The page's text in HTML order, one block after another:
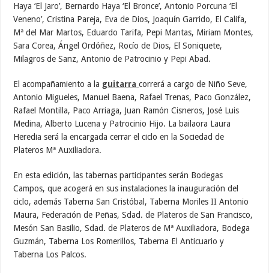
Haya ‘El Jaro’, Bernardo Haya ‘El Bronce’, Antonio Porcuna ‘El
Veneno’, Cristina Pareja, Eva de Dios, Joaquín Garrido, El Califa,
Mª del Mar Martos, Eduardo Tarifa, Pepi Mantas, Miriam Montes,
Sara Corea, Ángel Ordóñez, Rocío de Dios, El Soniquete,
Milagros de Sanz, Antonio de Patrocinio y Pepi Abad.
El acompañamiento a la guitarra correrá a cargo de Niño Seve,
Antonio Migueles, Manuel Baena, Rafael Trenas, Paco González,
Rafael Montilla, Paco Arriaga, Juan Ramón Cisneros, José Luis
Medina, Alberto Lucena y Patrocinio Hijo. La bailaora Laura
Heredia será la encargada cerrar el ciclo en la Sociedad de
Plateros Mª Auxiliadora.
En esta edición, las tabernas participantes serán Bodegas
Campos, que acogerá en sus instalaciones la inauguración del
ciclo, además Taberna San Cristóbal, Taberna Moriles II Antonio
Maura, Federación de Peñas, Sdad. de Plateros de San Francisco,
Mesón San Basilio, Sdad. de Plateros de Mª Auxiliadora, Bodega
Guzmán, Taberna Los Romerillos, Taberna El Anticuario y
Taberna Los Palcos.